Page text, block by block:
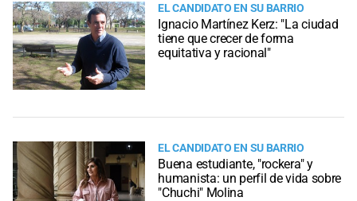
EL CANDIDATO EN SU BARRIO
Ignacio Martínez Kerz: "La ciudad
tiene que crecer de forma
equitativa y racional"
EL CANDIDATO EN SU BARRIO
Buena estudiante, "rockera" y
humanista: un perfil de vida sobre
"Chuchi" Molina